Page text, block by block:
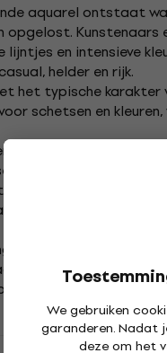
We gebruiken
garanderen. Nadat
deze om het
aquarel ontstaat
Kunstenaars
en intensieve
helder en rijk.
het typische karakter
schetsen en
van fijne en
inkt op kleurstofbasis
op
toegepast op